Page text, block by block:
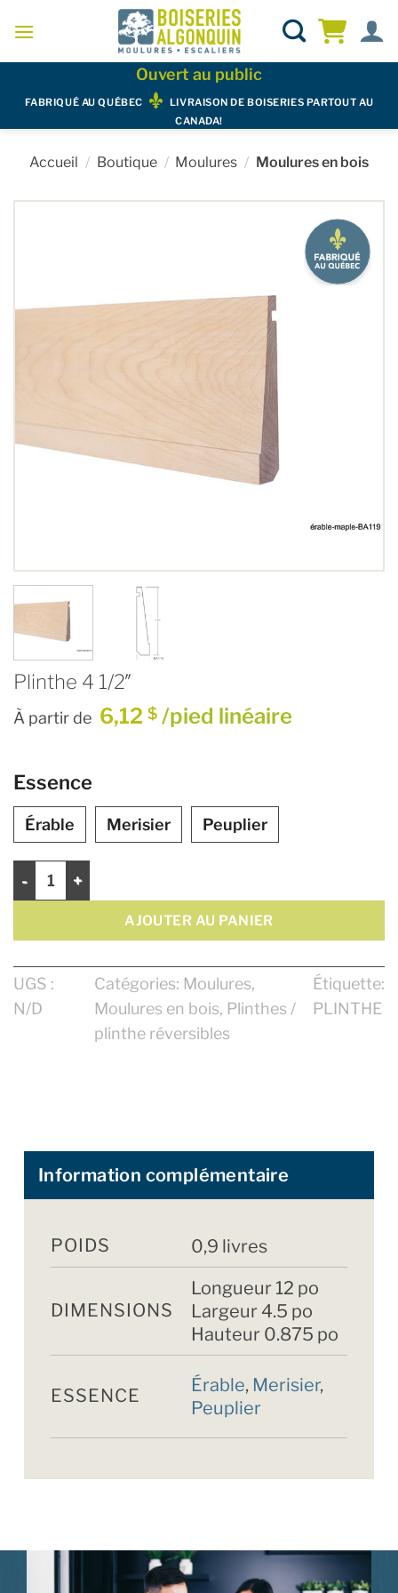
Ouvert au public
FABRIQUÉ AU QUÉBEC
LIVRAISON DE BOISERIES PARTOUT AU
CANADA!
Accueil / Boutique / Moulures / Moulures en bois
Plinthe 4 1/2″
À partir de 6,12 $ /pied linéaire
Essence
Érable Merisier Peuplier
AJOUTER AU PANIER
UGS :
N/D
Catégories: Moulures,
Moulures en bois, Plinthes /
plinthe réversibles
Étiquette:
PLINTHE
Information complémentaire
POIDS 0,9 livres
DIMENSIONS
Longueur 12 po
Largeur 4.5 po
Hauteur 0.875 po
ESSENCE Érable, Merisier,
Peuplier